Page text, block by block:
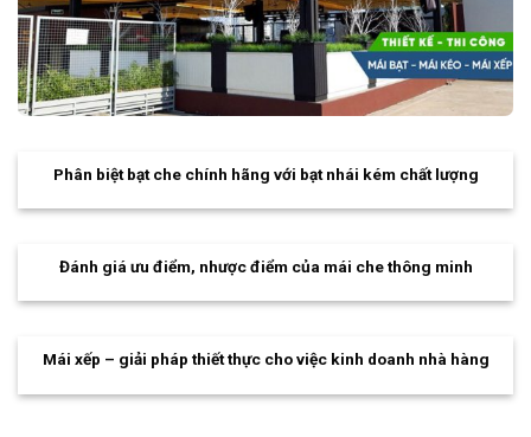
Phân biệt bạt che chính hãng với bạt nhái kém chất lượng
Đánh giá ưu điểm, nhược điểm của mái che thông minh
Mái xếp – giải pháp thiết thực cho việc kinh doanh nhà hàng